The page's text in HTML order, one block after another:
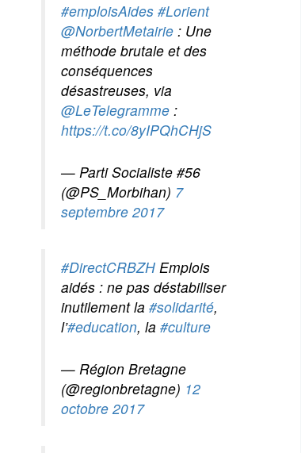
#emploisAides #Lorient
@NorbertMetairie : Une
méthode brutale et des
conséquences
désastreuses, via
@LeTelegramme :
https://t.co/8yIPQhCHjS
— Parti Socialiste #56
(@PS_Morbihan) 7
septembre 2017
#DirectCRBZH Emplois
aidés : ne pas déstabiliser
inutilement la#solidarité,
l’#education, la#culture
— Région Bretagne
(@regionbretagne) 12
octobre 2017